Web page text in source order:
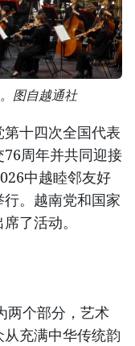
图自越通社
十四次全国代表
周年并共同迎接
中越睦邻友好
。越南党和国家
了活动。
两个部分，艺术
充满中华传统韵